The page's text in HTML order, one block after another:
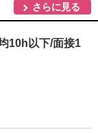
さらに見る
10h以下/面接1